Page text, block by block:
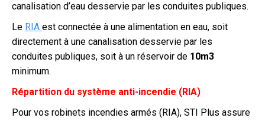
canalisation d’eau desservie par les conduites publiques.
Le RIA est connectée à une alimentation en eau, soit
directement à une canalisation desservie par les
conduites publiques, soit à un réservoir de 10m3
minimum.
Répartition du système anti-incendie (RIA)
Pour vos robinets incendies armés (RIA), STI Plus assure